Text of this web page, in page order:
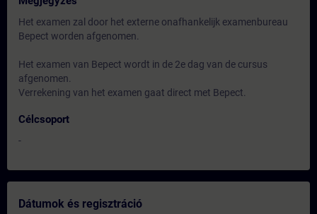
Het examen zal door het externe onafhankelijk examenbureau
Bepect worden afgenomen.
Het examen van Bepect wordt in de 2e dag van de cursus
afgenomen.
Verrekening van het examen gaat direct met Bepect.
Célcsoport
-
Dátumok és regisztráció